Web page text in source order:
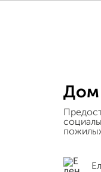
Дом